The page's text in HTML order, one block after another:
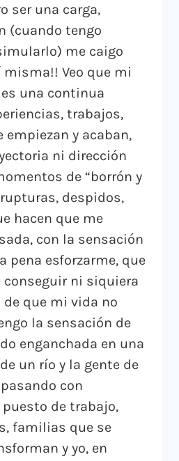
ser una carga,
(cuando tengo
me caigo
Veo que mi
una continua
trabajos,
empiezan y acaban,
ni dirección
de “borrón y
despidos,
hacen que me
con la sensación
pena esforzarme, que
conseguir ni siquiera
que mi vida no
la sensación de
enganchada en una
un río y la gente de
con
de trabajo,
familias que se
y yo, en